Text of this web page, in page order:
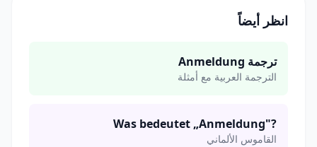
انظر أيضاً
ترجمة Anmeldung
الترجمة العربية مع أمثلة
Was bedeutet „Anmeldung"?
القاموس الألماني